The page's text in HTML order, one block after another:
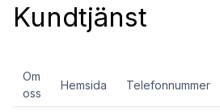
Kundtjänst
Om
oss
Hemsida Telefonnummer